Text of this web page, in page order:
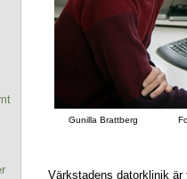
Gunilla Brattberg Foto:
Värkstadens datorklinik